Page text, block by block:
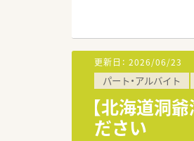
■病院
＜こん
■昭和
■開院当
備して
■緩和
■薬剤
更新日： 2026/06/23
パート・アルバイト
【北海道洞
ださい